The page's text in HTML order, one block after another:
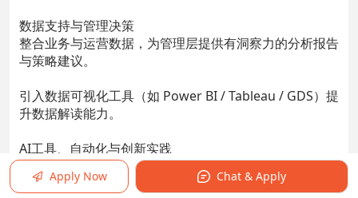
数据支持与管理决策
整合业务与运营数据，为管理层提供有洞察力的分析报告
与策略建议。
引入数据可视化工具（如 Power BI / Tableau / GDS）提
升数据解读能力。
AI工具、自动化与创新实践
研究行业最新工具与AI趋势，带领公司持续优化工作效
率。 Apply Now Chat & Apply